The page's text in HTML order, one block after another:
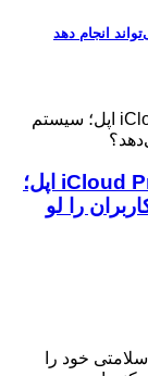
افشای نشت آدرس IP در iCloud Private Relay اپل؛
را لو